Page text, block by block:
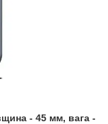
- 45 мм, вага -